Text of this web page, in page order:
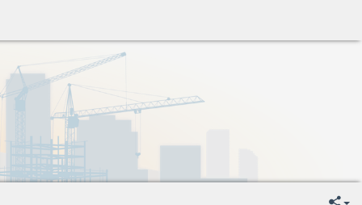
День Государственного флага Российской Федерации
-День знаний
День сотрудника органов внутренних дел РФ
День полного освобождения Ленинграда от фашистской
Весны и Труда
Победы!